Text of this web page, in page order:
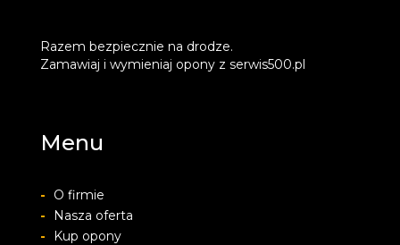
Razem bezpiecznie na drodze.
Zamawiaj i wymieniaj opony z serwis500.pl
Menu
-
O firmie
-
Nasza oferta
-
Kup opony